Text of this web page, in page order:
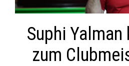
Suphi
zum